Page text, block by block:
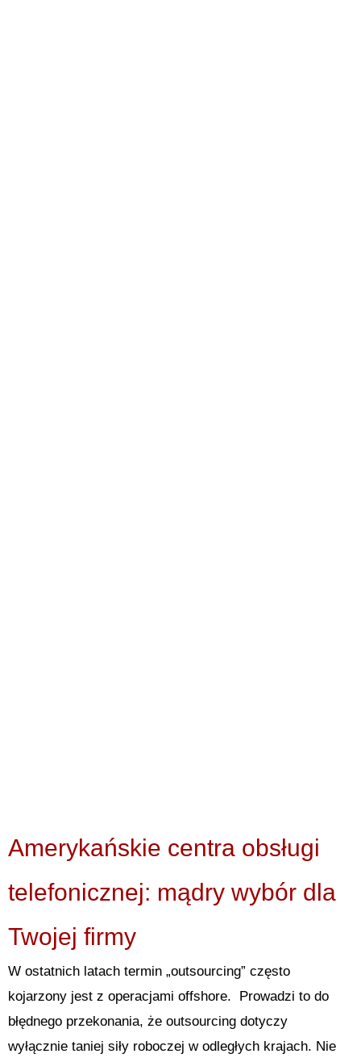
Amerykańskie centra obsługi
telefonicznej: mądry wybór dla
Twojej firmy
W ostatnich latach termin „outsourcing” często
kojarzony jest z operacjami offshore. Prowadzi to do
błędnego przekonania, że outsourcing dotyczy
wyłącznie taniej siły roboczej w odległych krajach. Nie